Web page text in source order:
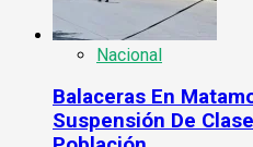
Nacional
Balaceras En
Suspensión De